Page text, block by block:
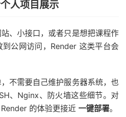
人项目展示
、小接口，或者只是想把课程作
公网访问，Render 这类平台会
不需要自己维护服务器系统，也
、Nginx、防火墙这些细节。对
的体验更接近 一键部署。